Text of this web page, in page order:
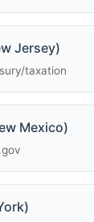
Jersey)
taxation
Mexico)